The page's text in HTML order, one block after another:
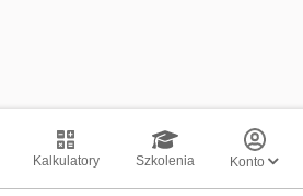
Kalkulatory Szkolenia Konto